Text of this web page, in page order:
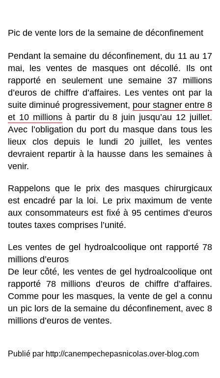
Pic de vente lors de la semaine de déconfinement
Pendant la semaine du déconfinement, du 11 au 17
mai, les ventes de masques ont décollé. Ils ont
rapporté en seulement une semaine 37 millions
d’euros de chiffre d’affaires. Les ventes ont par la
suite diminué progressivement, pour stagner entre 8
et 10 millionsà partir du 8 juin jusqu’au 12 juillet.
Avec l’obligation du port du masque dans tous les
lieux clos depuis le lundi 20 juillet, les ventes
devraient repartir à la hausse dans les semaines à
venir.
Rappelons que le prix des masques chirurgicaux
est encadré par la loi. Le prix maximum de vente
aux consommateurs est fixé à 95 centimes d’euros
toutes taxes comprises l’unité.
Les ventes de gel hydroalcoolique ont rapporté 78
millions d’euros
De leur côté, les ventes de gel hydroalcoolique ont
rapporté 78 millions d’euros de chiffre d’affaires.
Comme pour les masques, la vente de gel a connu
un pic lors de la semaine du déconfinement, avec 8
millions d’euros de ventes.
Publié par http://canempechepasnicolas.over-blog.com